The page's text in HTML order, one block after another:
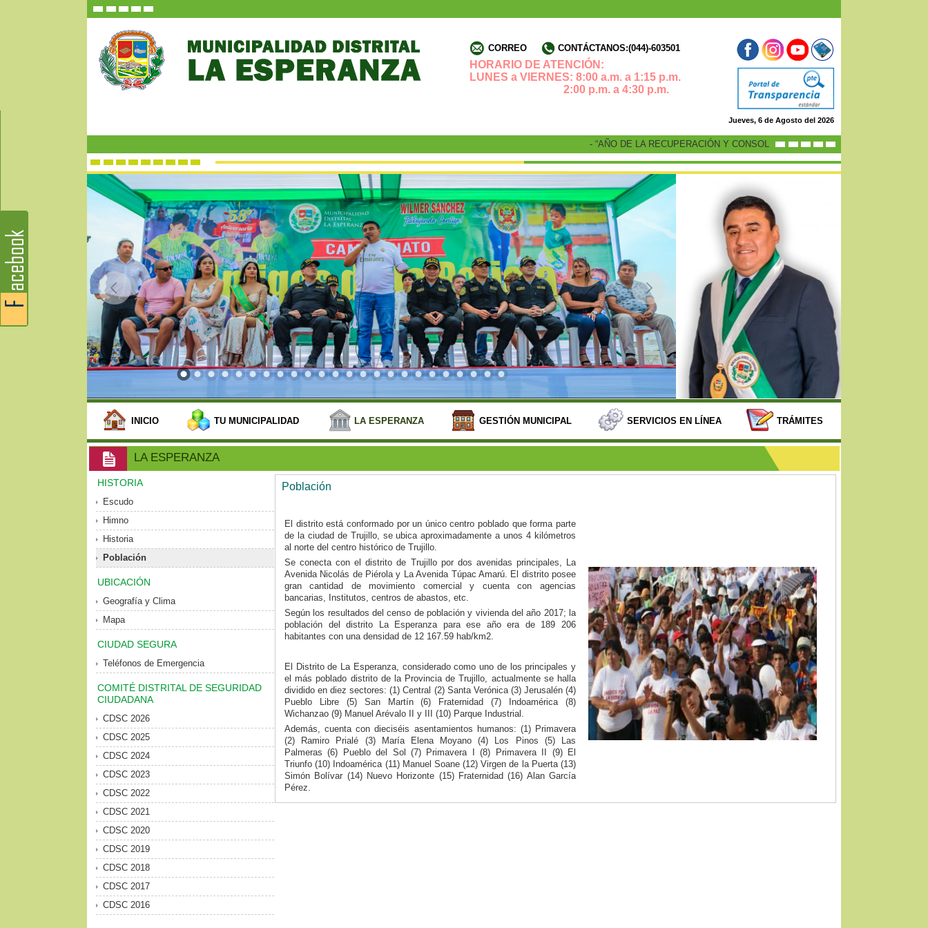
CORREO CONTÁCTANOS:(044)-603501
HORARIO DE ATENCIÓN:
LUNES a VIERNES: 8:00 a.m. a 1:15 p.m.
2:00 p.m. a 4:30 p.m.
Jueves, 6 de Agosto del 2026
- “AÑO DE LA RECUPERACIÓN Y CONSOLIDACIÓN DE LA ECONOMÍA PERUANA”
INICIO TU MUNICIPALIDAD LA ESPERANZA GESTIÓN MUNICIPAL SERVICIOS EN LÍNEA TRÁMITES
LA ESPERANZA
HISTORIA
Escudo
Himno
Historia
Población
UBICACIÓN
Geografía y Clima
Mapa
CIUDAD SEGURA
Teléfonos de Emergencia
COMITÉ DISTRITAL DE SEGURIDAD
CIUDADANA
CDSC 2026
CDSC 2025
CDSC 2024
CDSC 2023
CDSC 2022
CDSC 2021
CDSC 2020
CDSC 2019
CDSC 2018
CDSC 2017
CDSC 2016
Población
El distrito está conformado por un único centro poblado que forma parte
de la ciudad de Trujillo, se ubica aproximadamente a unos 4 kilómetros
al norte del centro histórico de Trujillo.
Se conecta con el distrito de Trujillo por dos avenidas principales, La
Avenida Nicolás de Piérola y La Avenida Túpac Amarú. El distrito posee
gran cantidad de movimiento comercial y cuenta con agencias
bancarias, Institutos, centros de abastos, etc.
Según los resultados del censo de población y vivienda del año 2017; la
población del distrito La Esperanza para ese año era de 189 206
habitantes con una densidad de 12 167.59 hab/km2.
El Distrito de La Esperanza, considerado como uno de los principales y
el más poblado distrito de la Provincia de Trujillo, actualmente se halla
dividido en diez sectores: (1) Central (2) Santa Verónica (3) Jerusalén (4)
Pueblo Libre (5) San Martín (6) Fraternidad (7) Indoamérica (8)
Wichanzao (9) Manuel Arévalo II y III (10) Parque Industrial.
Además, cuenta con dieciséis asentamientos humanos: (1) Primavera
(2) Ramiro Prialé (3) María Elena Moyano (4) Los Pinos (5) Las
Palmeras (6) Pueblo del Sol (7) Primavera I (8) Primavera II (9) El
Triunfo (10) Indoamérica (11) Manuel Soane (12) Virgen de la Puerta (13)
Simón Bolívar (14) Nuevo Horizonte (15) Fraternidad (16) Alan García
Pérez.